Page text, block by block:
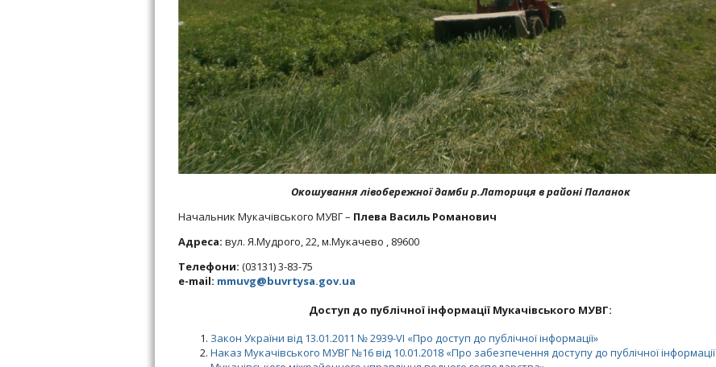
Окошування лівобережної дамби р.Латориця в районі Паланок
Начальник Мукачівського МУВГ – Плева Василь Романович
Адреса: вул. Я.Мудрого, 22, м.Мукачево , 89600
Телефони: (03131) 3-83-75
e-mail: mmuvg@buvrtysa.gov.ua
Доступ до публічної інформації Мукачівського МУВГ:
Закон України від 13.01.2011 № 2939-VІ «Про доступ до публічної інформації»
Наказ Мукачівського МУВГ №16 від 10.01.2018 «Про забезпечення доступу до публічної інформації